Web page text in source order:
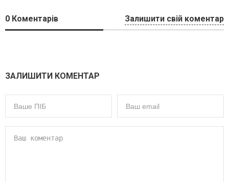
0 Коментарів Залишити свій коментар
ЗАЛИШИТИ КОМЕНТАР